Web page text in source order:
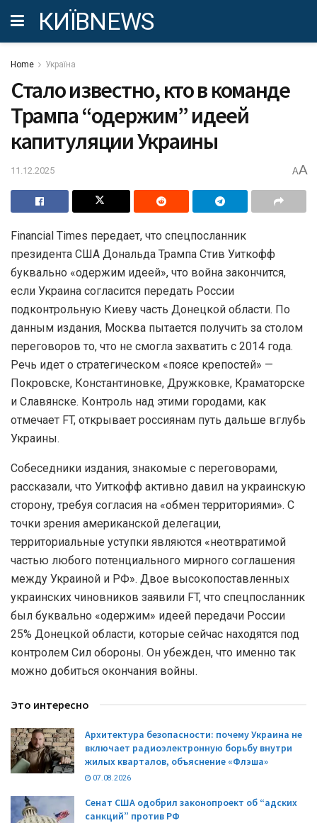
КИЇВNEWS
Home Україна
Стало известно, кто в команде
Трампа “одержим” идеей
капитуляции Украины
11.12.2025 AA
Financial Times передает, что спецпосланник
президента США Дональда Трампа Стив Уиткофф
буквально «одержим идеей», что война закончится,
если Украина согласится передать России
подконтрольную Киеву часть Донецкой области. По
данным издания, Москва пытается получить за столом
переговоров то, что не смогла захватить с 2014 года.
Речь идет о стратегическом «поясе крепостей» —
Покровске, Константиновке, Дружковке, Краматорске
и Славянске. Контроль над этими городами, как
отмечает FT, открывает россиянам путь дальше вглубь
Украины.
Собеседники издания, знакомые с переговорами,
рассказали, что Уиткофф активно давил на украинскую
сторону, требуя согласия на «обмен территориями». С
точки зрения американской делегации,
территориальные уступки являются «неотвратимой
частью любого потенциального мирного соглашения
между Украиной и РФ». Двое высокопоставленных
украинских чиновников заявили FT, что спецпосланник
был буквально «одержим» идеей передачи России
25% Донецкой области, которые сейчас находятся под
контролем Сил обороны. Он убежден, что именно так
можно добиться окончания войны.
Это интересно
Архитектура безопасности: почему Украина не
включает радиоэлектронную борьбу внутри
жилых кварталов, объяснение «Флэша»
07.08.2026
Сенат США одобрил законопроект об “адских
санкций” против РФ